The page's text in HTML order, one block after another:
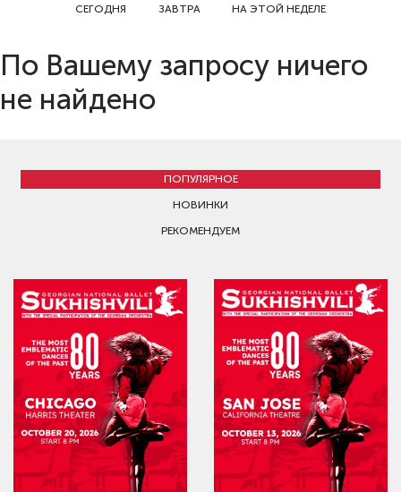
СЕГОДНЯ ЗАВТРА НА ЭТОЙ НЕДЕЛЕ
По Вашему запросу ничего
не найдено
ПОПУЛЯРНОЕ
НОВИНКИ
РЕКОМЕНДУЕМ